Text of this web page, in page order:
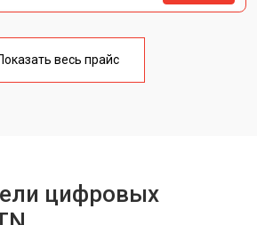
улучшением
от 1500 ₽
весь прайс
цифровых